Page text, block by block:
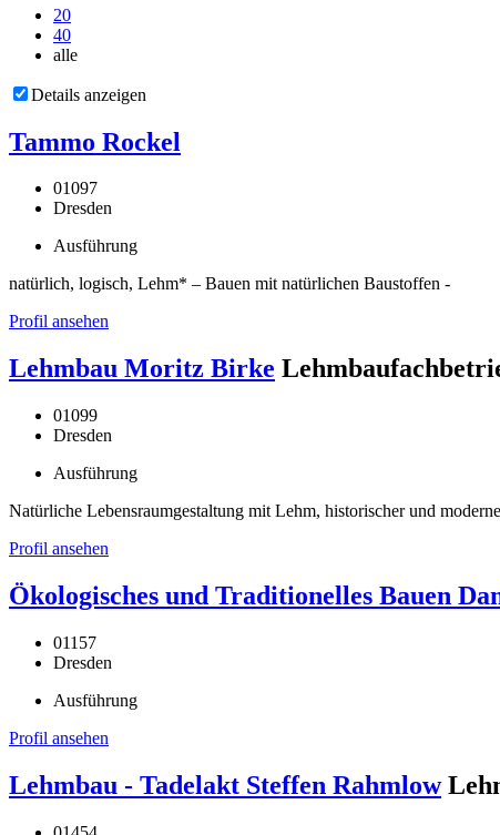
20
40
alle
Details anzeigen
Tammo Rockel
01097
Dresden
Ausführung
natürlich, logisch, Lehm* – Bauen mit natürlichen Baustoffen -
Profil ansehen
Lehmbau Moritz Birke
01099
Dresden
Ausführung
Natürliche Lebensraumgestaltung mit Lehm, historischer und
Profil ansehen
Ökologisches und Traditionelles Bauen
01157
Dresden
Ausführung
Profil ansehen
Lehmbau - Tadelakt Steffen Rahmlow